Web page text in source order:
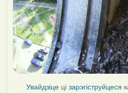
Увайдзіце цізарэгіструйцеся